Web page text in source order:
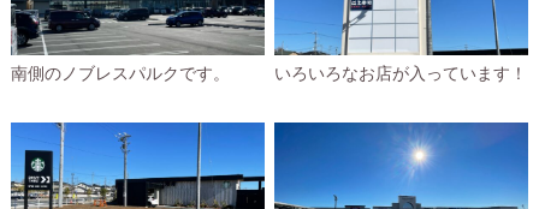
南側のノブレスパルクです。 いろいろなお店が入っています！